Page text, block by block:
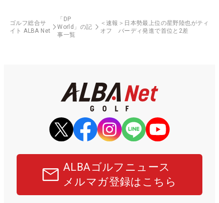
ゴルフ総合サ
イト ALBA Net
「DP
World」の記
事一覧
＜速報＞日本勢最上位の星野陸也がティ
オフ バーディ発進で首位と2差
ALBAゴルフニュース
メルマガ登録はこちら